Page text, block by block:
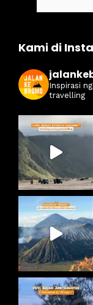
Kami di
Inspirasi
travelling